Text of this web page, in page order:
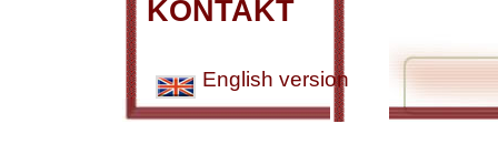
KONTAKT
English version